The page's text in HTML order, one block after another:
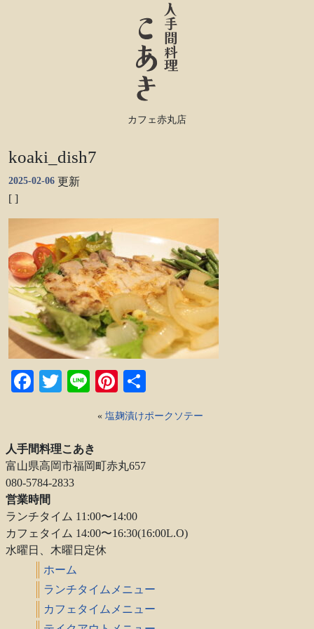
カフェ赤丸店
koaki_dish7
2025-02-06 更新
[ ]
Facebook
TwitterLinePinterest
« 塩麹漬けポークソテー
人手間料理こあき
富山県高岡市福岡町赤丸657
080-5784-2833
営業時間
ランチタイム 11:00〜14:00
カフェタイム 14:00〜16:30(16:00L.O)
水曜日、木曜日定休
ホーム
ランチタイムメニュー
カフェタイムメニュー